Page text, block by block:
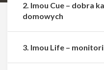
2. Imou Cue – dobra
domowych
3. Imou Life –